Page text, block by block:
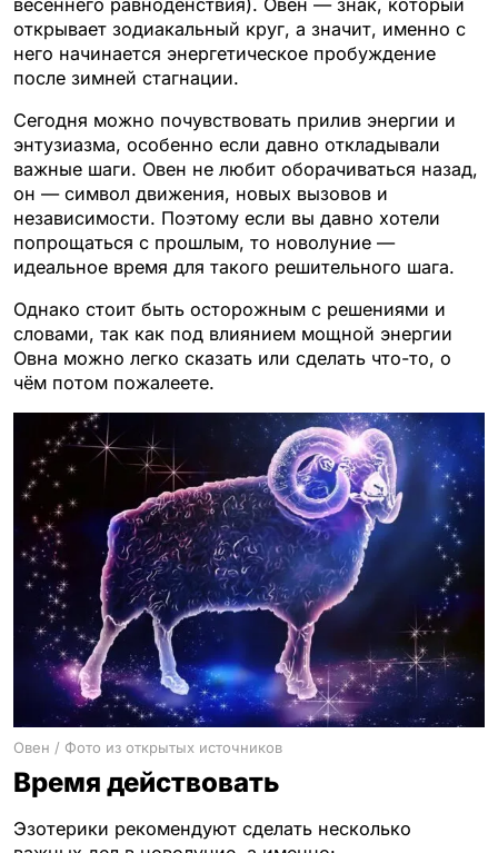
весеннего равноденствия). Овен — знак, который
открывает зодиакальный круг, а значит, именно с
него начинается энергетическое пробуждение
после зимней стагнации.
Сегодня можно почувствовать прилив энергии и
энтузиазма, особенно если давно откладывали
важные шаги. Овен не любит оборачиваться назад,
он — символ движения, новых вызовов и
независимости. Поэтому если вы давно хотели
попрощаться с прошлым, то новолуние —
идеальное время для такого решительного шага.
Однако стоит быть осторожным с решениями и
словами, так как под влиянием мощной энергии
Овна можно легко сказать или сделать что-то, о
чём потом пожалеете.
Овен / Фото из открытых источников
Время действовать
Эзотерики рекомендуют сделать несколько